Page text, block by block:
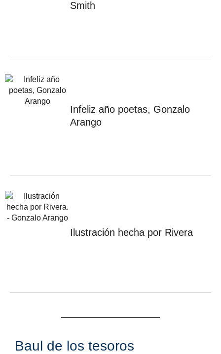
Smith
Infeliz año poetas, Gonzalo
Arango
Ilustración hecha por Rivera
Baul de los tesoros